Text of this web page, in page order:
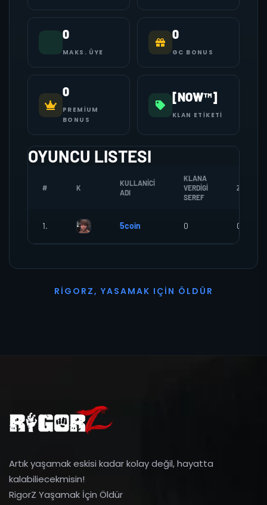
0
MAKS. ÜYE
0
GC BONUS
0
PREMIUM
BONUS
[NOW™]
KLAN ETIKETI
OYUNCU LISTESI
# K
KULLANICI
ADI
KLANA
VERDIGI
SEREF
ZOMBI
1. 5coin 0 0
R I G O R Z, YASAMAK I ÇI N Ö L D Ü R
Artık yaşamak eskisi kadar kolay değil, hayatta
kalabiliecekmisin!
RigorZ Yaşamak İçin Öldür